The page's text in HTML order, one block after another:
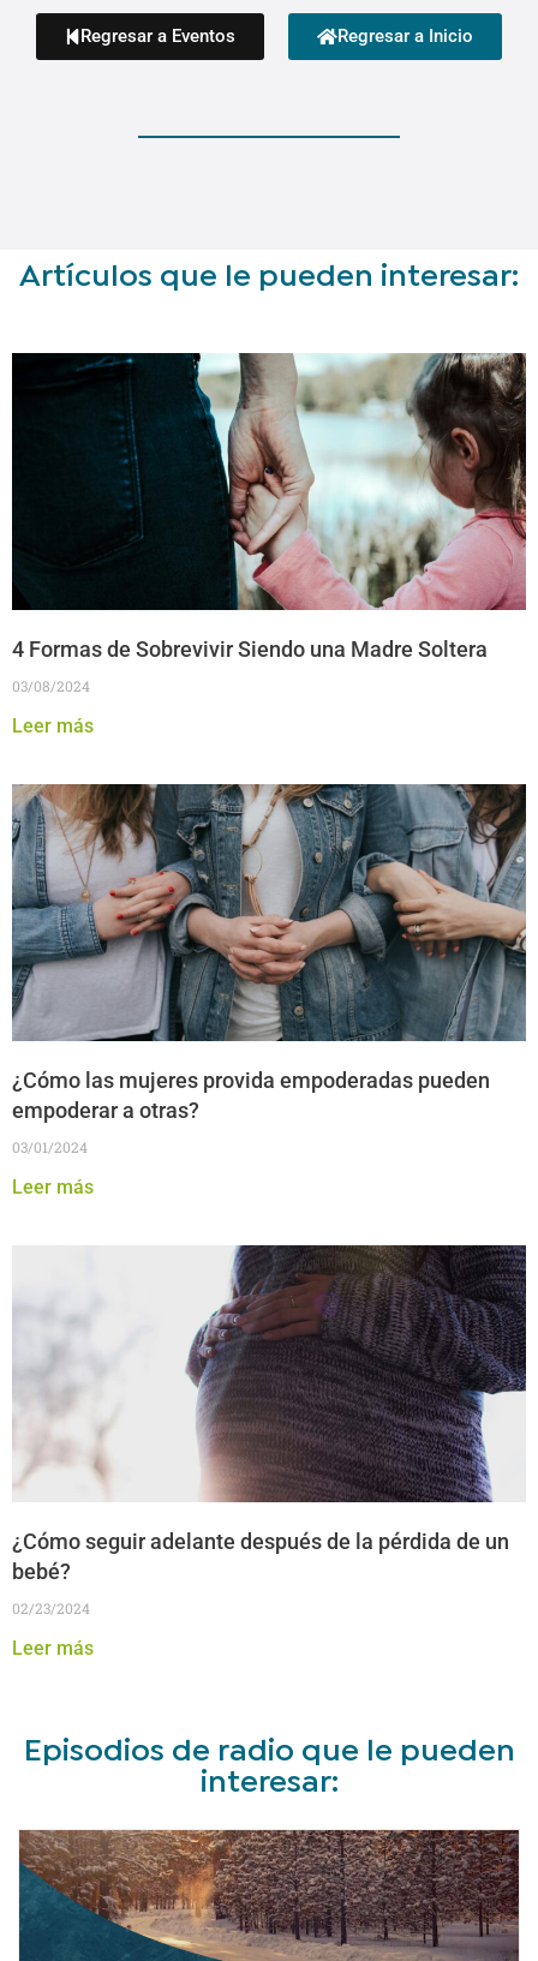
Regresar a Eventos Regresar a Inicio
Artículos que le pueden interesar:
4 Formas de Sobrevivir Siendo una Madre Soltera
03/08/2024
Leer más
¿Cómo las mujeres provida empoderadas pueden
empoderar a otras?
03/01/2024
Leer más
¿Cómo seguir adelante después de la pérdida de un
bebé?
02/23/2024
Leer más
Episodios de radio que le pueden
interesar: